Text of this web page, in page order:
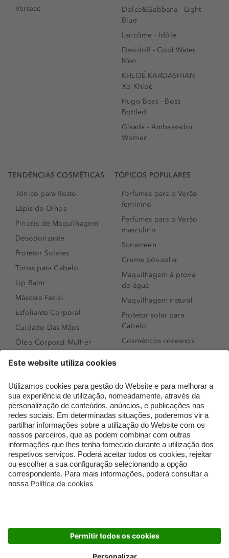
Versace
Dolce&Gabbana - Light
Blue
Lancôme - Idôle
Davidoff - Cool Water
Men
KHLOÉ KARDASHIAN -
Xo Khloè
Hugo Boss - Boss
Bottled
Gisada - Ambassador
Women
TENDÊNCIAS COSMÉTICAS
Tónico para Rosto
Lápis de Olhos
Pincéis de Maquilhagem
Desodorizante
Protetor Solares
Tintas para Cabelo
Lip Balm
Máscara Facial
Esfoliante Corporal
Cuidado Das Mãos
Óleo Corporal Mulher
Sérum de Rosto
Body mist & Spray
corporal
Produtos para Cabelo
Homem
Espuma de Limpeza
Facial
Dermocosmética
TÓPICOS POPULARES
Perfumes para o Verão
feminino
Perfumes para o Verão
masculino
Sunscreen
Creme pós-solar
Maquilhagem à prova
de água
Maquilhagem natural
Protetor solar para
Cabelo
Cosméticos coreanos
Perfumes árabes
Novidades
Melhores Perfumes
Femininos
TOP 10: Perfumes
Masculinos
Pestanas Postiças
Creme Rosto Homem
Embalagens Sustentáveis